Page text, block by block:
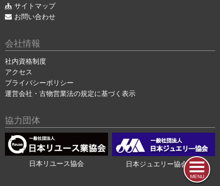
MENU
サイトマップ
お問い合わせ
会社情報
社内資格制度
アクセス
プライバシーポリシー
運営会社・古物営業法の規定に基づく表示
協力団体
日本リユース協会 日本ジュエリー協会会員